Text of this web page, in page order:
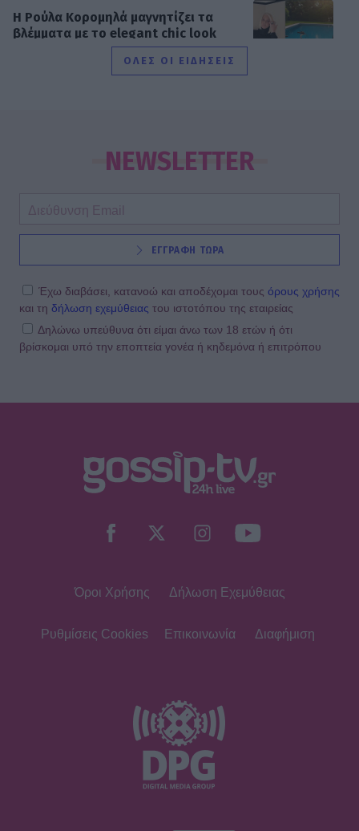
Η Ρούλα Κορομηλά μαγνητίζει τα
βλέμματα με το elegant chic look
Ελένη Βουλγαράκη! Η οργισμένη
SHOWBIZ
Βαρύ πένθος για την Ιρένε Τροστ–
μπαμπά της: «Όλα φαντάζουν
μάταια»
SHOWBIZ
δεν είναι γρανάζια»
«Κοινωνία Ώρα MEGA»: Βασίλης
Μαλλιαρόζη στην πρωινή
ενημέρωση του σταθμού
στο «Πρωινό» στο πλευρό του
Μαρία Ηλιάκη: Η προσωπική νίκη
στις διακοπές και η μάχη με τη
διάσπαση προσοχής μετά την
ΟΛΕΣ ΟΙ ΕΙΔΗΣΕΙΣ
NEWSLETTER
ΕΓΓΡΑΦΗ ΤΩΡΑ
Έχω διαβάσει, κατανοώ και αποδέχομαι τους όρους χρήσης
και τη δήλωση εχεμύθειας του ιστοτόπου της εταιρείας
Δηλώνω υπεύθυνα ότι είμαι άνω των 18 ετών ή ότι
βρίσκομαι υπό την εποπτεία γονέα ή κηδεμόνα ή επιτρόπου
Όροι Χρήσης Δήλωση Εχεμύθειας
Ρυθμίσεις Cookies Επικοινωνία Διαφήμιση